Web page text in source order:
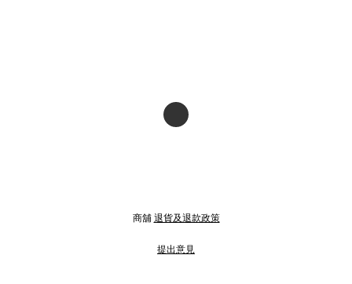
商舖 退貨及退款政策
提出意見